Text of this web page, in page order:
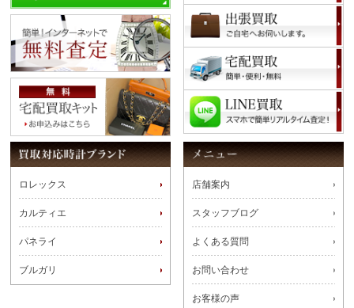
ロレックス
カルティエ
パネライ
ブルガリ
店舗案内
スタッフブログ
よくある質問
お問い合わせ
お客様の声